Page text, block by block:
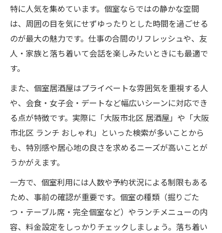
特に人気を集めています。個室ならではの静かな空間
は、周囲の目を気にせずゆったりとした時間を過ごせる
のが最大の魅力です。仕事の合間のリフレッシュや、友
人・家族と落ち着いて会話を楽しみたいときにも最適で
す。
また、個室居酒屋はプライベートな雰囲気を重視する人
や、会食・女子会・デートなど幅広いシーンに対応でき
る点が特徴です。実際に「大阪市北区 居酒屋」や「大阪
市北区 ランチ おしゃれ」といった検索が多いことから
も、特別感や居心地の良さを求めるニーズが高いことが
うかがえます。
一方で、個室利用には人数や予約状況による制限もある
ため、事前の確認が重要です。個室の種類（掘りごた
つ・テーブル席・完全個室など）やランチメニューの内
容、料金設定をしっかりチェックしましょう。落ち着い